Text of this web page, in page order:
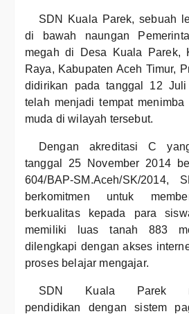
SDN Kuala Parek, sebuah
di bawah naungan
megah di Desa Kuala Parek,
Raya, Kabupaten Aceh Timur,
didirikan pada tanggal 12
telah menjadi tempat
muda di wilayah tersebut.
Dengan akreditasi C
tanggal 25 November 2014
604/BAP-SM.Aceh/SK/2014,
berkomitmen untuk
berkualitas kepada para
memiliki luas tanah 883
dilengkapi dengan akses
proses belajar mengajar.
SDN Kuala Parek
pendidikan dengan sistem